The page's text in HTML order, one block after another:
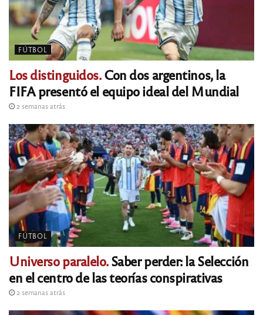
FÚTBOL
Los distinguidos.Con dos argentinos, la
FIFA presentó el equipo ideal del Mundial
2 semanas atrás
FÚTBOL
Universo paralelo.Saber perder: la Selección
en el centro de las teorías conspirativas
2 semanas atrás